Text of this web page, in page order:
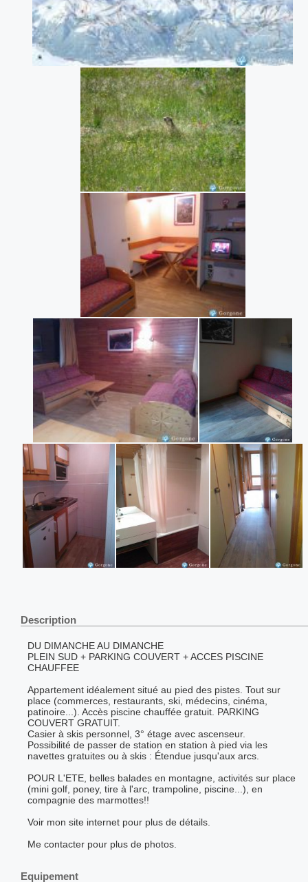
Description
DU DIMANCHE AU DIMANCHE
PLEIN SUD + PARKING COUVERT + ACCES PISCINE
CHAUFFEE
Appartement idéalement situé au pied des pistes. Tout sur
place (commerces, restaurants, ski, médecins, cinéma,
patinoire...). Accès piscine chauffée gratuit. PARKING
COUVERT GRATUIT.
Casier à skis personnel, 3° étage avec ascenseur.
Possibilité de passer de station en station à pied via les
navettes gratuites ou à skis : Étendue jusqu'aux arcs.
POUR L'ETE, belles balades en montagne, activités sur place
(mini golf, poney, tire à l'arc, trampoline, piscine...), en
compagnie des marmottes!!
Voir mon site internet pour plus de détails.
Me contacter pour plus de photos.
Equipement